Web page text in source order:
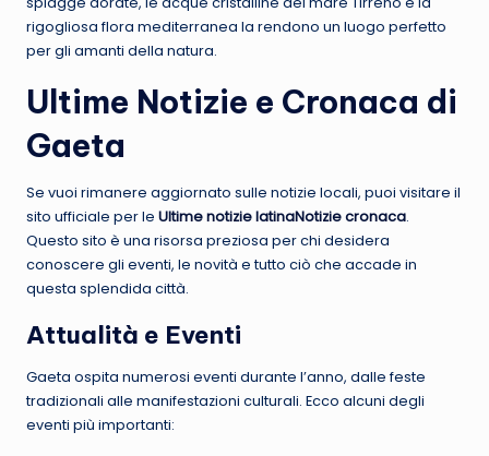
rigogliosa flora mediterranea la rendono un luogo perfetto
per gli amanti della natura.
Ultime Notizie e Cronaca di
Gaeta
Se vuoi rimanere aggiornato sulle notizie locali, puoi visitare il
sito ufficiale per le Ultime notizie latinaNotizie cronaca.
Questo sito è una risorsa preziosa per chi desidera
conoscere gli eventi, le novità e tutto ciò che accade in
questa splendida città.
Attualità e Eventi
Gaeta ospita numerosi eventi durante l’anno, dalle feste
tradizionali alle manifestazioni culturali. Ecco alcuni degli
eventi più importanti: